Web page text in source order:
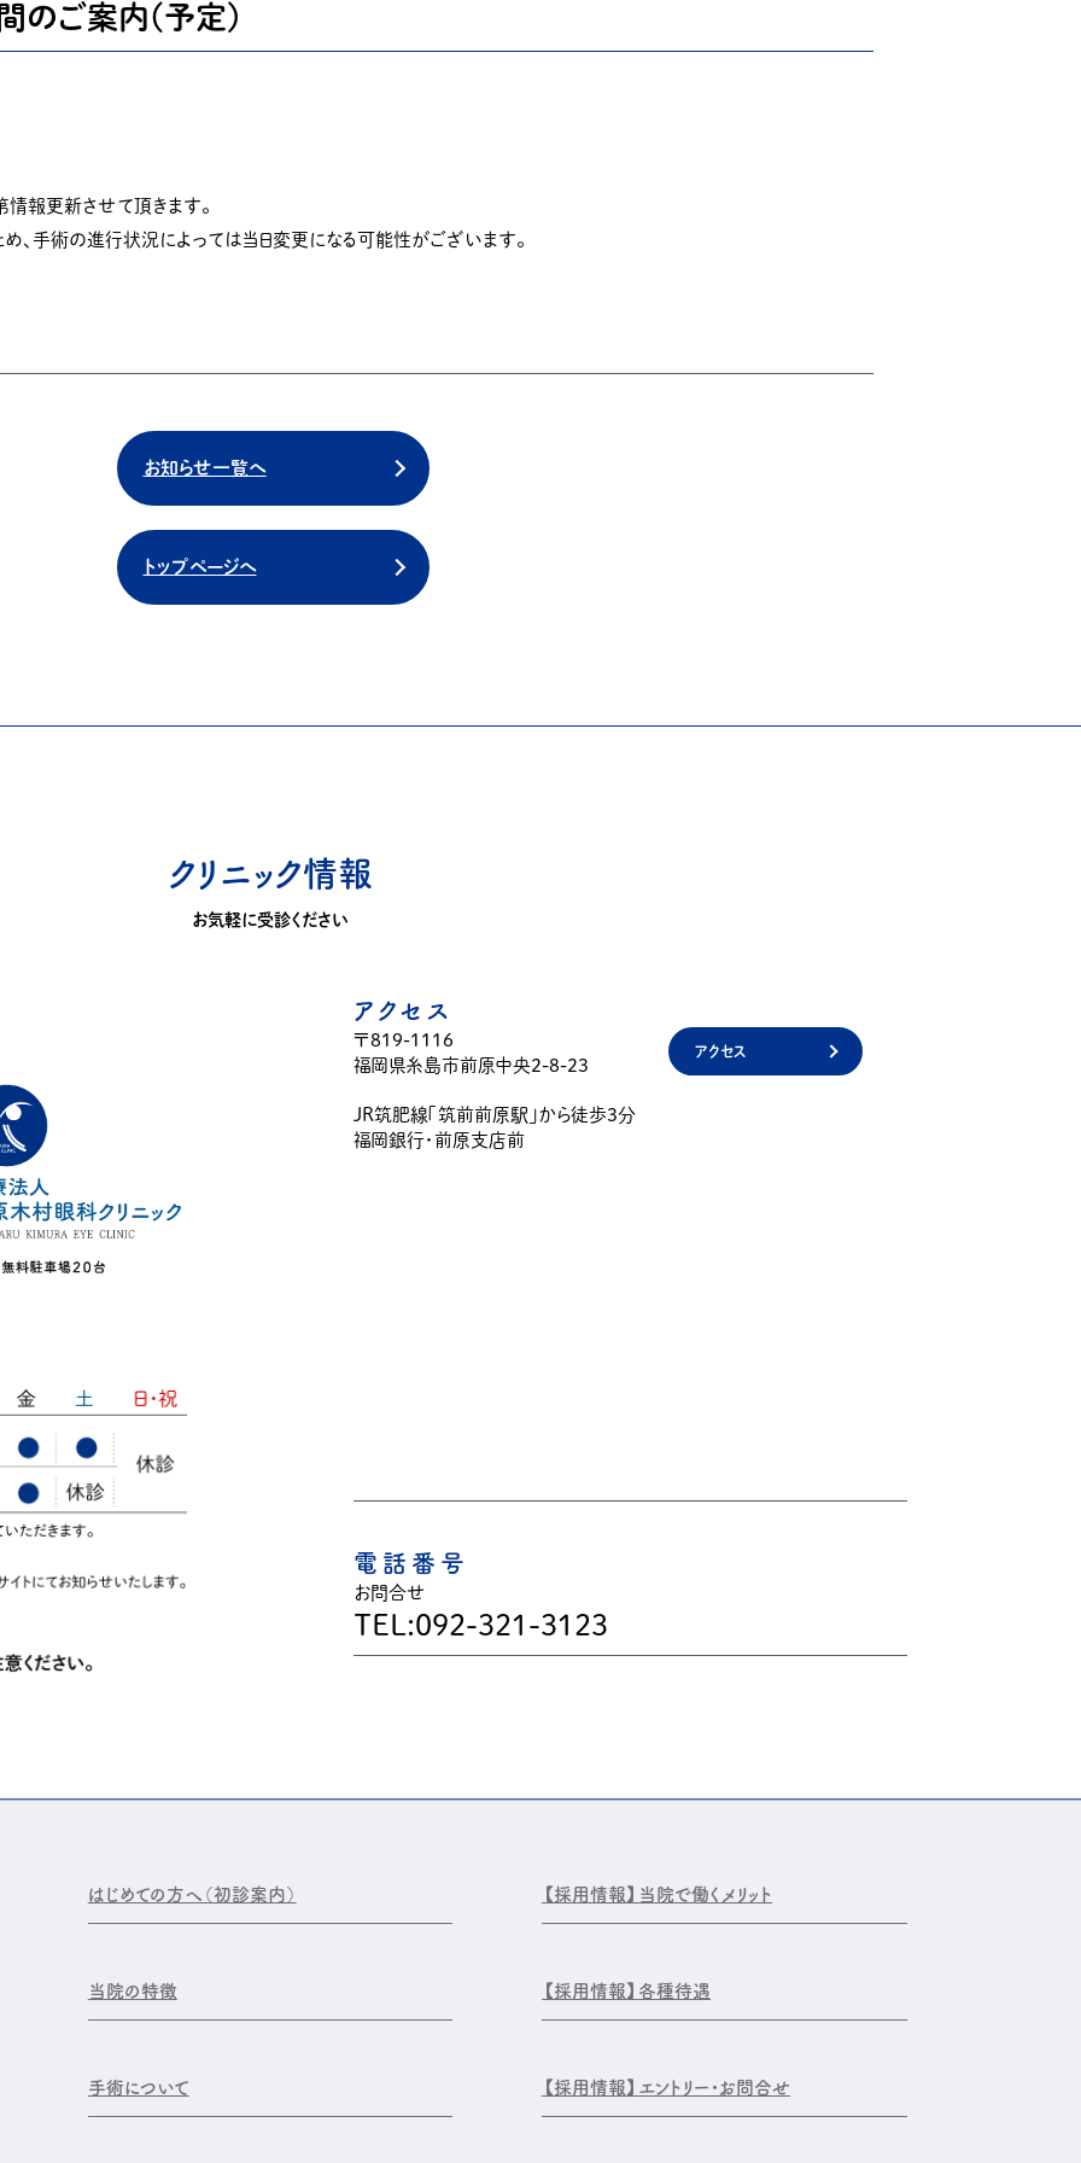
間のご案内(予定)
報更新させて頂きます。
、手術の進行状況によっては当日変更になる可能性がございます。
お知らせ一覧へ
トップページへ
クリニック情報
お気軽に受診ください
アクセス
〒819-1116
福岡県糸島市前原中央2-8-23
JR筑肥線「筑前前原駅」から徒歩3分
福岡銀行・前原支店前
アクセス
電話番号
お問合せ
TEL:092-321-3123
はじめての方へ（初診案内）
当院の特徴
手術について
【採用情報】 当院で働くメリット
【採用情報】 各種待遇
【採用情報】 エントリー・お問合せ